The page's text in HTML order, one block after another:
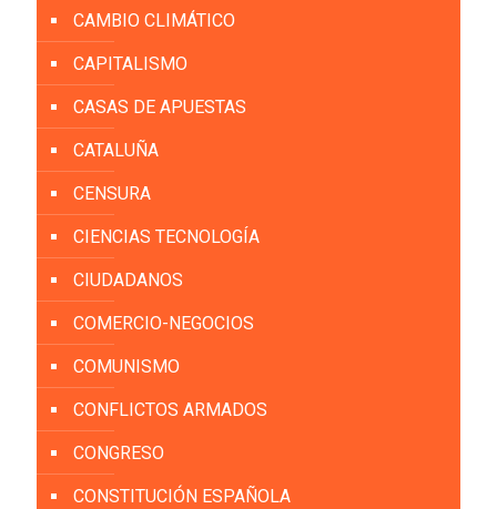
CAMBIO CLIMÁTICO
CAPITALISMO
CASAS DE APUESTAS
CATALUÑA
CENSURA
CIENCIAS TECNOLOGÍA
CIUDADANOS
COMERCIO-NEGOCIOS
COMUNISMO
CONFLICTOS ARMADOS
CONGRESO
CONSTITUCIÓN ESPAÑOLA